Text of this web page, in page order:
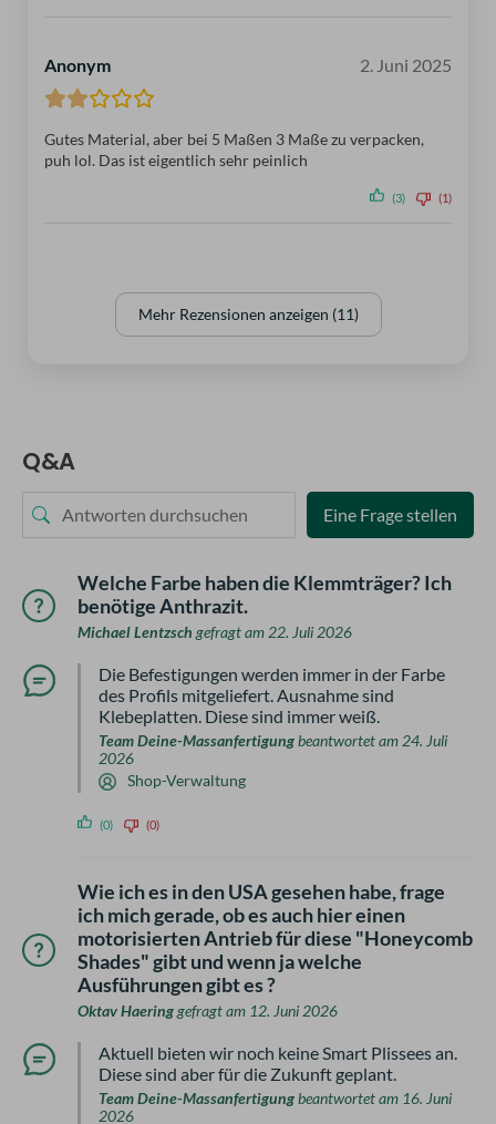
Anonym 2. Juni 2025
Gutes Material, aber bei 5 Maßen 3 Maße zu verpacken,
puh lol. Das ist eigentlich sehr peinlich
(3) (1)
Mehr Rezensionen anzeigen (11)
Q&A
Eine Frage stellen
Welche Farbe haben die Klemmträger? Ich
benötige Anthrazit.
Michael Lentzsch gefragt am 22. Juli 2026
Die Befestigungen werden immer in der Farbe
des Profils mitgeliefert. Ausnahme sind
Klebeplatten. Diese sind immer weiß.
Team Deine-Massanfertigungbeantwortet am 24. Juli
2026
Shop-Verwaltung
(0) (0)
Wie ich es in den USA gesehen habe, frage
ich mich gerade, ob es auch hier einen
motorisierten Antrieb für diese "Honeycomb
Shades" gibt und wenn ja welche
Ausführungen gibt es ?
Oktav Haeringgefragt am 12. Juni 2026
Aktuell bieten wir noch keine Smart Plissees an.
Diese sind aber für die Zukunft geplant.
Team Deine-Massanfertigungbeantwortet am 16. Juni
2026